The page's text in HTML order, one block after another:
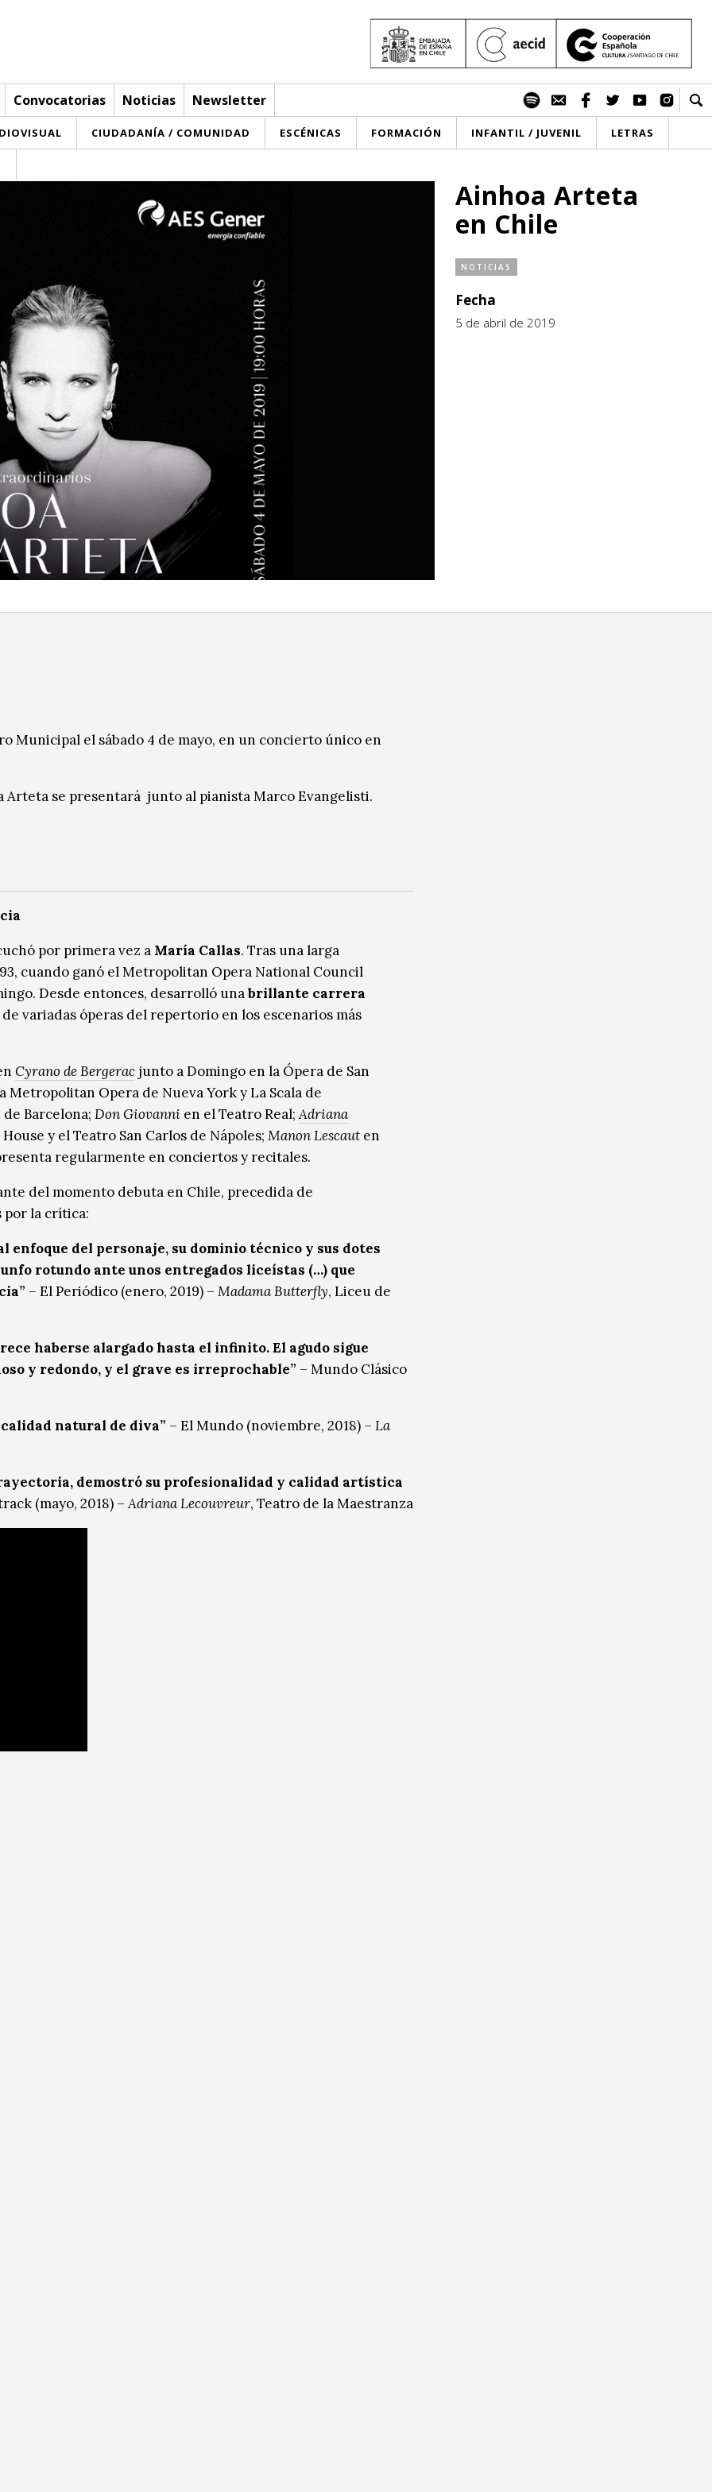
Convocatorias Noticias Newsletter
CIUDADANÍA / COMUNIDAD ESCÉNICAS FORMACIÓN INFANTIL / JUVENIL LETRAS
Ainhoa Arteta
en Chile
NOTICIAS
Fecha
5 de abril de 2019
Municipal el sábado 4 de mayo, en un concierto único en
Arteta se presentará junto al pianista Marco Evangelisti.
por primera vez a María Callas. Tras una larga
cuando ganó el Metropolitan Opera National Council
Desde entonces, desarrolló unabrillante carrera
variadas óperas del repertorio en los escenarios más
Cyrano de Bergerac junto a Domingo en la Ópera de San
Metropolitan Opera de Nueva York y La Scala de
Barcelona; Don Giovanni en el Teatro Real;Adriana
y el Teatro San Carlos de Nápoles; Manon Lescaut en
regularmente en conciertos y recitales.
del momento debuta en Chile, precedida de
por la crítica:
enfoque del personaje, su dominio técnico y sus dotes
rotundo ante unos entregados liceístas (…) que
– El Periódico (enero, 2019) – Madama Butterfly, Liceu de
haberse alargado hasta el infinito. El agudo sigue
y redondo, y el grave es irreprochable” – Mundo Clásico
natural de diva” – El Mundo (noviembre, 2018) – La
demostró su profesionalidad y calidad artística
(mayo, 2018) –Adriana Lecouvreur, Teatro de la Maestranza